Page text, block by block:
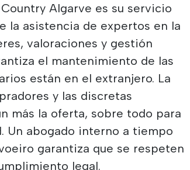
Algarve es su servicio
la asistencia de expertos en la
valoraciones y gestión
el mantenimiento de las
están en el extranjero. La
y las discretas
más la oferta, sobre todo para
Un abogado interno a tiempo
garantiza que se respeten
legal.